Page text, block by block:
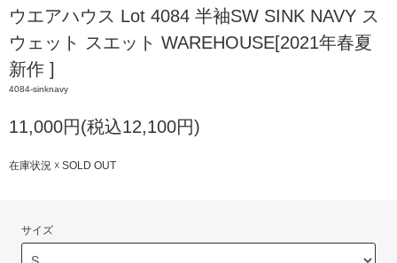
ウエアハウス Lot 4084 半袖SW SINK NAVY ス
ウェット スエット WAREHOUSE[2021年春夏
新作 ]
4084-sinknavy
11,000円(税込12,100円)
在庫状況 ☓ SOLD OUT
サイズ